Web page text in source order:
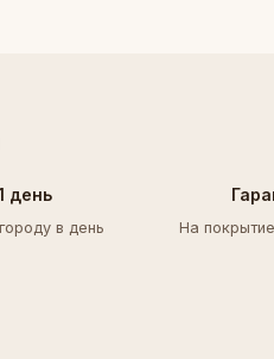
день
в день
На